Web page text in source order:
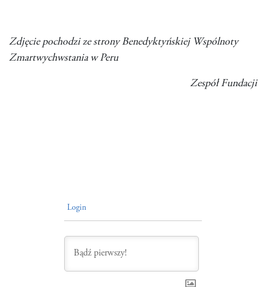
Zdjęcie pochodzi ze strony Benedyktyńskiej Wspólnoty
Zmartwychwstania w Peru
Zespół Fundacji
Login